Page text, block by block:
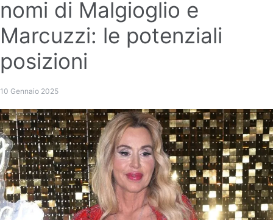
nomi di Malgioglio e
Marcuzzi: le potenziali
posizioni
10 Gennaio 2025